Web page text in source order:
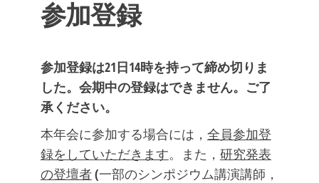
参加登録
参加登録は21日14時を持って締め切りま
した。会期中の登録はできません。ご了
承ください。
本年会に参加する場合には， 全員参加登
録をしていただきます。また， 研究発表
の登壇者(一部のシンポジウム講演講師，